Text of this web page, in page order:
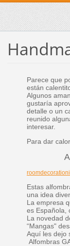
Parece que
están
Algunos
gustaría
detalle o un
reunido
interesar.
Para dar
Estas
una idea
La empresa
es Española,
La novedad
“Mangas"
Aquí les dejo
Alfombras